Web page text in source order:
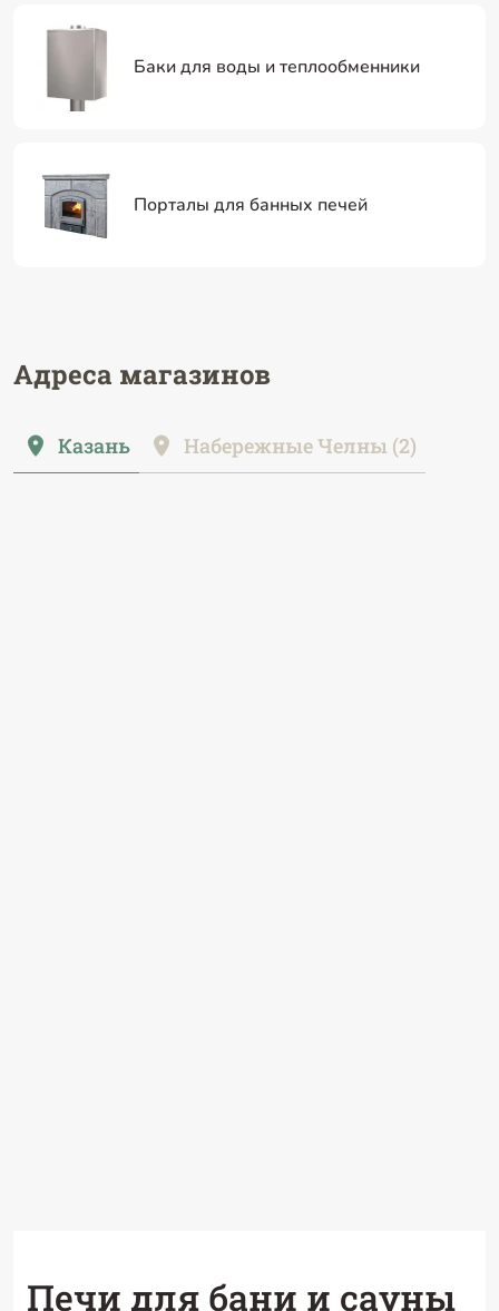
Баки для воды и теплообменники
Порталы для банных печей
Адреса магазинов
Казань Набережные Челны (2)
Печи для бани и сауны